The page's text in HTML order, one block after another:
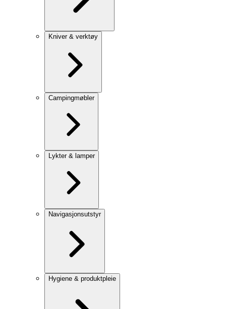
Kniver & verktøy
Campingmøbler
Lykter & lamper
Navigasjonsutstyr
Hygiene & produktpleie